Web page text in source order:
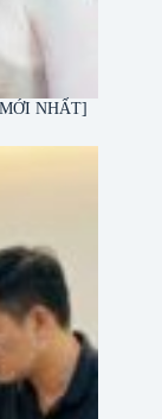
NHẤT]